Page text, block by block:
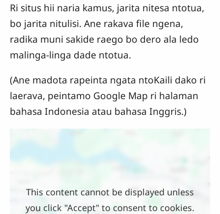
Ri situs hii naria kamus, jarita nitesa ntotua,
bo jarita nitulisi. Ane rakava file ngena,
radika muni sakide raego bo dero ala ledo
malinga-linga dade ntotua.
(Ane madota rapeinta ngata ntoKaili dako ri
laerava, peintamo Google Map ri halaman
bahasa Indonesia atau bahasa Inggris.)
This content cannot be displayed unless
you click "Accept" to consent to cookies.